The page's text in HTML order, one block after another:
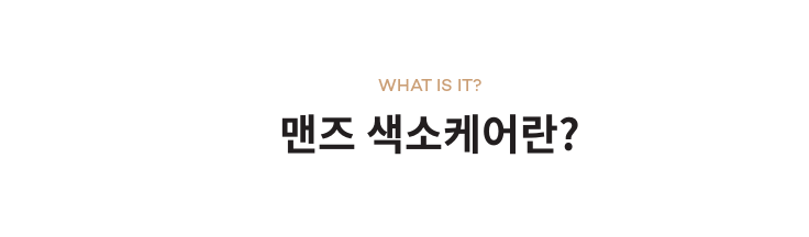
맨즈 색소케어란?
WHAT IS IT?